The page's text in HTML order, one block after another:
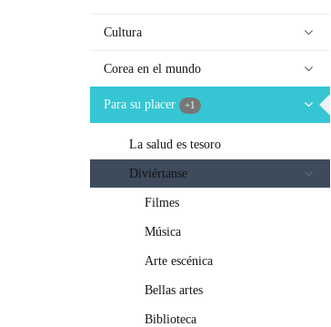
Cultura
Corea en el mundo
Para su placer +1
La salud es tesoro
Diviértanse
Filmes
Música
Arte escénica
Bellas artes
Biblioteca